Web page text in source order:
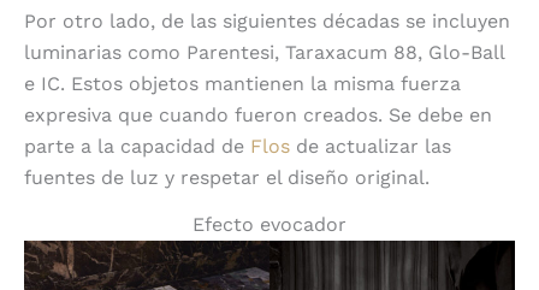
Por otro lado, de las siguientes décadas se incluyen
luminarias como Parentesi, Taraxacum 88, Glo-Ball
e IC. Estos objetos mantienen la misma fuerza
expresiva que cuando fueron creados. Se debe en
parte a la capacidad de Flos de actualizar las
fuentes de luz y respetar el diseño original.
Efecto evocador